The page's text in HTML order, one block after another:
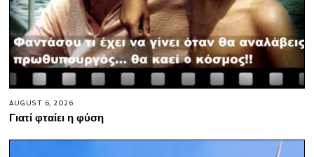
AUGUST 6, 2026
Γιατί φταίει η φύση